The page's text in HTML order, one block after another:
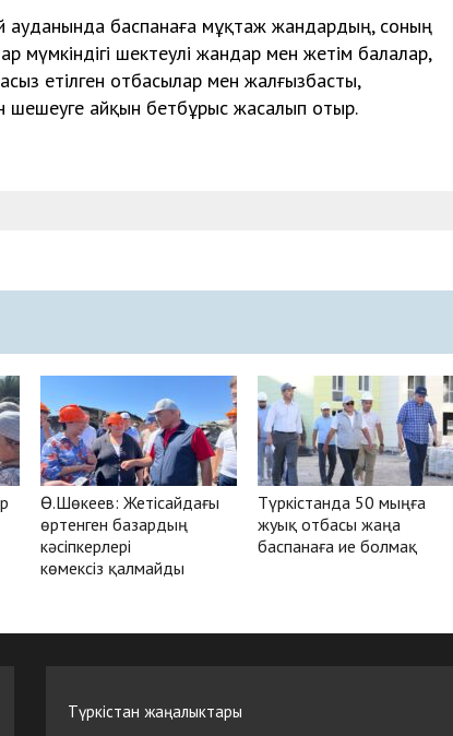
ауданында баспанаға мұқтаж жандардың, соның
мүмкіндігі шектеулі жандар мен жетім балалар,
етілген отбасылар мен жалғызбасты,
шешеуге айқын бетбұрыс жасалып отыр.
Ө.Шөкеев: Жетісайдағы
өртенген базардың
кәсіпкерлері
көмексіз қалмайды
Түркістанда 50 мыңға
жуық отбасы жаңа
баспанаға ие болмақ
Түркістан жаңалыктары